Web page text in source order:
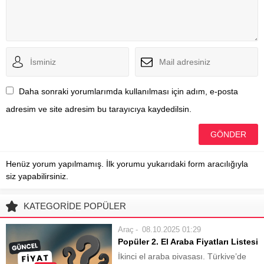
Daha sonraki yorumlarımda kullanılması için adım, e-posta
adresim ve site adresim bu tarayıcıya kaydedilsin.
Henüz yorum yapılmamış. İlk yorumu yukarıdaki form aracılığıyla
siz yapabilirsiniz.
KATEGORİDE POPÜLER
Araç 08.10.2025 01:29
Popüler 2. El Araba Fiyatları Listesi
İkinci el araba piyasası, Türkiye’de